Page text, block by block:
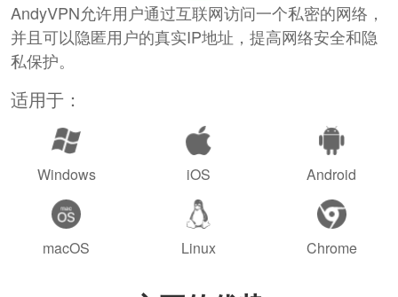
AndyVPN允许用户通过互联网访问一个私密的网络，
并且可以隐匿用户的真实IP地址，提高网络安全和隐
私保护。
适用于：
Windows iOS Android
macOS Linux Chrome